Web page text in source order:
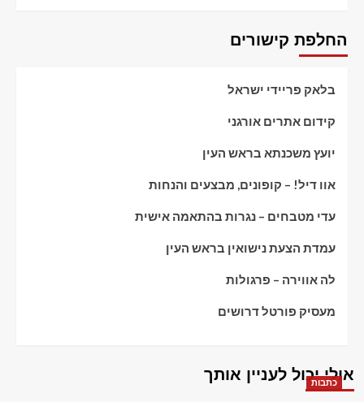
החלפת קישורים
בלאק פריידי ישראל
קידום אתרים אורגני
יועץ משכנתא בראש העין
אוו דיל! – קופונים, מבצעים והנחות
עדי מטבחים – נגרות בהתאמה אישית
עמדת הצעת נישואין בראש העין
לה אווירה – פרגולות
מעסיק פורטל דרושים
אולי יכול לעניין אותך
כתבות